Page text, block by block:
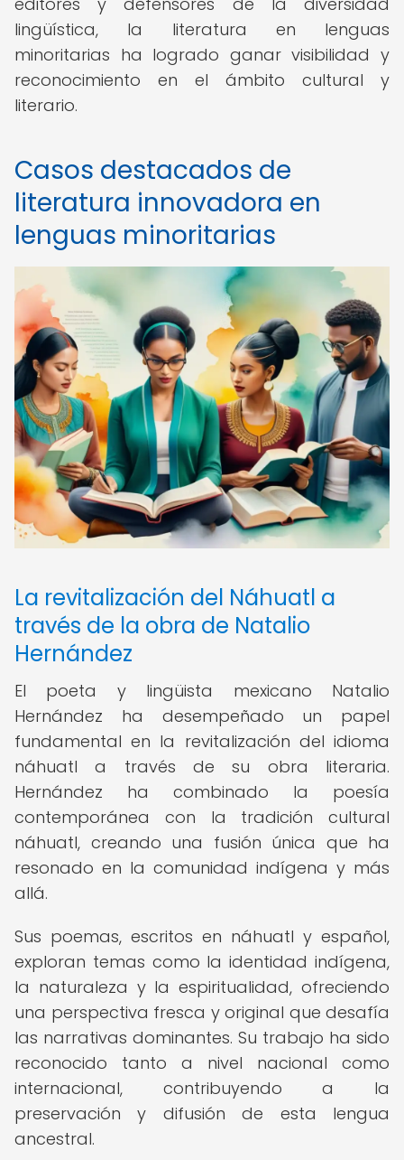
lingüística, la literatura en lenguas
minoritarias ha logrado ganar visibilidad y
reconocimiento en el ámbito cultural y
literario.
Casos destacados de
literatura innovadora en
lenguas minoritarias
La revitalización del Náhuatl a
través de la obra de Natalio
Hernández
El poeta y lingüista mexicano Natalio
Hernández ha desempeñado un papel
fundamental en la revitalización del idioma
náhuatl a través de su obra literaria.
Hernández ha combinado la poesía
contemporánea con la tradición cultural
náhuatl, creando una fusión única que ha
resonado en la comunidad indígena y más
allá.
Sus poemas, escritos en náhuatl y español,
exploran temas como la identidad indígena,
la naturaleza y la espiritualidad, ofreciendo
una perspectiva fresca y original que desafía
las narrativas dominantes. Su trabajo ha sido
reconocido tanto a nivel nacional como
internacional, contribuyendo a la
preservación y difusión de esta lengua
ancestral.